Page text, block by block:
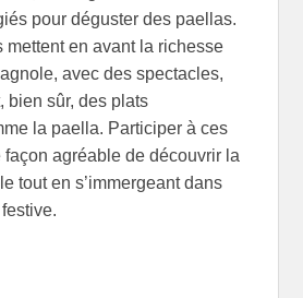
pour déguster des paellas.
mettent en avant la richesse
avec des spectacles,
bien sûr, des plats
la paella. Participer à ces
façon agréable de découvrir la
tout en s’immergeant dans